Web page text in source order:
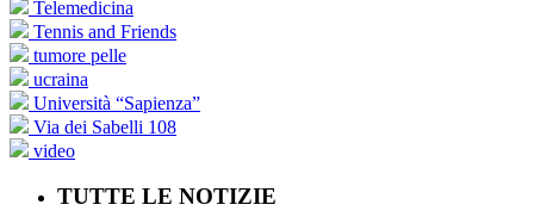
Telemedicina
Tennis and Friends
tumore pelle
ucraina
Università “Sapienza”
Via dei Sabelli 108
video
TUTTE LE NOTIZIE